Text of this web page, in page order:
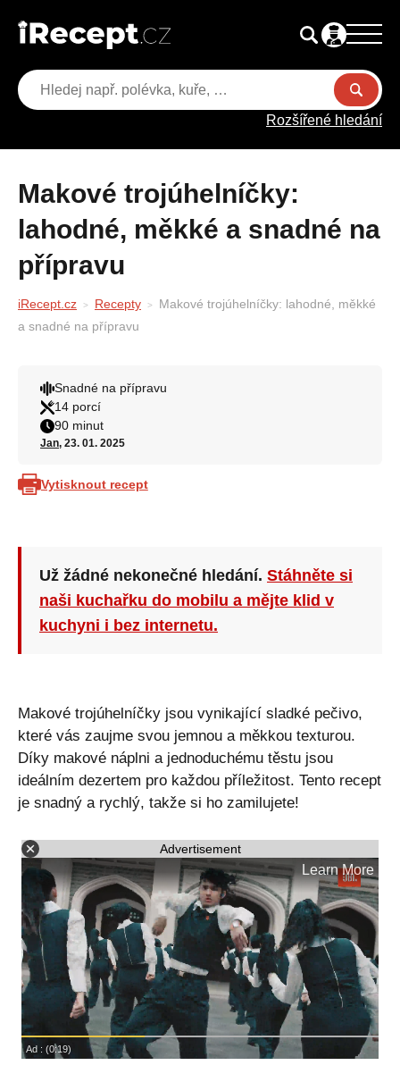
Rozšířené hledání
Makové trojúhelníčky:
lahodné, měkké a snadné na
přípravu
iRecept.cz Recepty
Makové trojúhelníčky: lahodné, měkké
a snadné na přípravu
Snadné na přípravu
14 porcí
90 minut
Jan, 23. 01. 2025
Vytisknout recept
Už žádné nekonečné hledání. Stáhněte si
naši kuchařku do mobilu a mějte klid v
kuchyni i bez internetu.
Makové trojúhelníčky jsou vynikající sladké pečivo,
které vás zaujme svou jemnou a měkkou texturou.
Díky makové náplni a jednoduchému těstu jsou
ideálním dezertem pro každou příležitost. Tento recept
je snadný a rychlý, takže si ho zamilujete!
Advertisement